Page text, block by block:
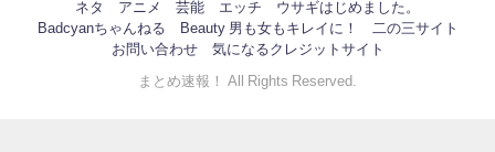
ネタ アニメ 芸能 エッチ
ウサギはじめました。
Badcyanちゃんねる
Beauty 男も女もキレイに！
二の三サイト
お問い合わせ
気になるクレジットサイト
まとめ速報！ All Rights Reserved.